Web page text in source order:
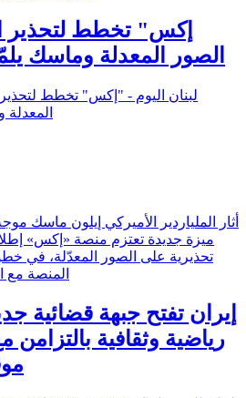
الصور المعدلة وماسك
أثار الملياردير الأميركي إيلون ماسك
ميزة جديدة تعتزم منصة «إكس»
تحذيرية على الصور المعدّلة، في
المنصة مع
إيران تفتح جبهة
رياضية وثقافية بالتزامن